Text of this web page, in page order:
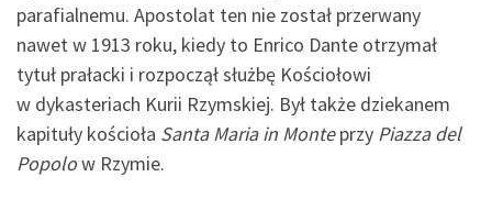
parafialnemu. Apostolat ten nie został przerwany
nawet w 1913 roku, kiedy to Enrico Dante otrzymał
tytuł prałacki i rozpoczął służbę Kościołowi
w dykasteriach Kurii Rzymskiej. Był także dziekanem
kapituły kościoła Santa Maria in Monteprzy Piazza del
Popolow Rzymie.